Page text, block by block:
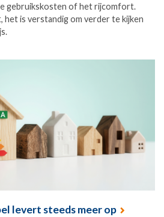
gebruikskosten of het rijcomfort.
het is verstandig om verder te kijken
levert steeds meer op